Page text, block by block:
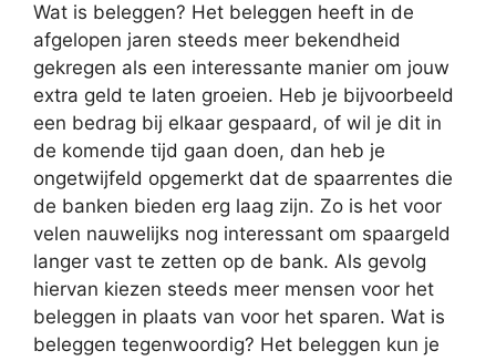
Wat is beleggen? Het beleggen heeft in de
afgelopen jaren steeds meer bekendheid
gekregen als een interessante manier om jouw
extra geld te laten groeien. Heb je bijvoorbeeld
een bedrag bij elkaar gespaard, of wil je dit in
de komende tijd gaan doen, dan heb je
ongetwijfeld opgemerkt dat de spaarrentes die
de banken bieden erg laag zijn. Zo is het voor
velen nauwelijks nog interessant om spaargeld
langer vast te zetten op de bank. Als gevolg
hiervan kiezen steeds meer mensen voor het
beleggen in plaats van voor het sparen. Wat is
beleggen tegenwoordig? Het beleggen kun je